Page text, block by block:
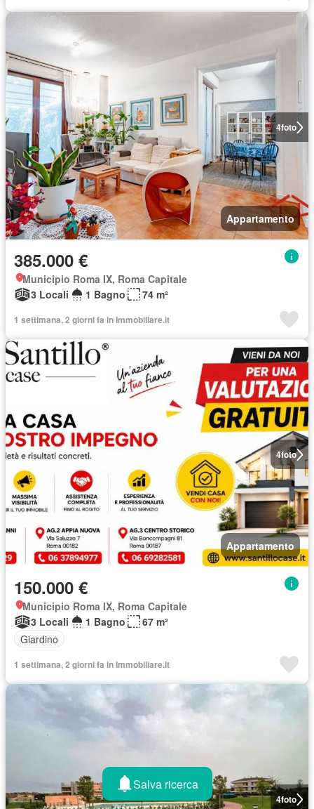
4foto
Appartamento
385.000 €
Municipio Roma IX, Roma Capitale
3 Locali
1 Bagno 74 m²
1 settimana, 2 giorni fa in Immobiliare.it
4foto
Appartamento
150.000 €
Municipio Roma IX, Roma Capitale
3 Locali
1 Bagno
67 m²
Giardino
1 settimana, 2 giorni fa in Immobiliare.it
4foto
Salva ricerca